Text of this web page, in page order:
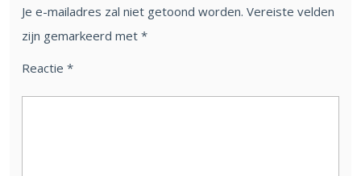
Je e-mailadres zal niet getoond worden. Vereiste velden
zijn gemarkeerd met *
Reactie *